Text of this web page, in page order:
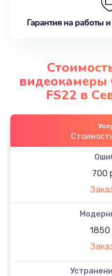
Гарантия на работы
видеокамеры
FS22 в
700
1850